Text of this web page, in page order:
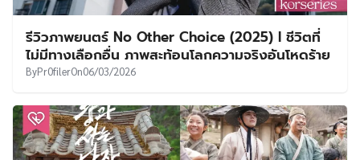
รีวิวภาพยนตร์ No Other Choice (2025) l ชีวิตที่
ไม่มีทางเลือกอื่น ภาพสะท้อนโลกความจริงอันโหดร้าย
ByPr0filerOn06/03/2026